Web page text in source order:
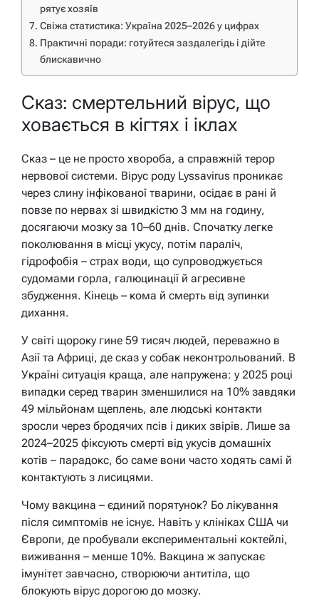
рятує хозяїв
Свіжа статистика: Україна 2025–2026 у цифрах
Практичні поради: готуйтеся заздалегідь і дійте
блискавично
Сказ: смертельний вірус, що
ховається в кігтях і іклах
Сказ – це не просто хвороба, а справжній терор
нервової системи. Вірус роду Lyssavirus проникає
через слину інфікованої тварини, осідає в рані й
повзе по нервах зі швидкістю 3 мм на годину,
досягаючи мозку за 10–60 днів. Спочатку легке
поколювання в місці укусу, потім параліч,
гідрофобія – страх води, що супроводжується
судомами горла, галюцинації й агресивне
збудження. Кінець – кома й смерть від зупинки
дихання.
У світі щороку гине 59 тисяч людей, переважно в
Азії та Африці, де сказ у собак неконтрольований. В
Україні ситуація краща, але напружена: у 2025 році
випадки серед тварин зменшилися на 10% завдяки
49 мільйонам щеплень, але людські контакти
зросли через бродячих псів і диких звірів. Лише за
2024–2025 фіксують смерті від укусів домашніх
котів – парадокс, бо саме вони часто ходять самі й
контактують з лисицями.
Чому вакцина – єдиний порятунок? Бо лікування
після симптомів не існує. Навіть у клініках США чи
Європи, де пробували експериментальні коктейлі,
виживання – менше 10%. Вакцина ж запускає
імунітет завчасно, створюючи антитіла, що
блокують вірус дорогою до мозку.